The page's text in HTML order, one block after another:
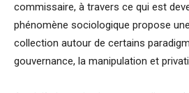
commissaire, à travers ce qui est
phénomène sociologique propose
collection autour de certains
gouvernance, la manipulation et